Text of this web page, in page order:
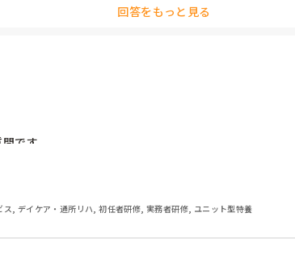
回答をもっと見る
です。
いる人の立ち位置が疑問です。
を去年の年末から、パソコンでやる事になり早9ヶ月
, デイケア・通所リハ, 初任者研修, 実務者研修, ユニット型特養